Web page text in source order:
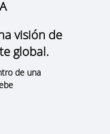
visión de
global.
de una